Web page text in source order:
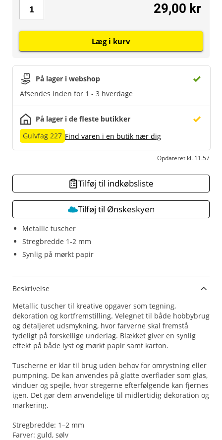
Metallic tuscher
Stregbredde 1-2 mm
Synlig på mørkt papir
På lager i webshop
Afsendes inden for 1 - 3 hverdage
På lager i de fleste butikker
Gulvfag 227 Find varen i en butik nær dig
Opdateret kl. 11.57
29,00 kr
Læg i kurv
Tilføj til indkøbsliste
Tilføj til Ønskeskyen
Beskrivelse
Metallic tuscher til kreative opgaver som tegning,
dekoration og kortfremstilling. Velegnet til både hobbybrug
og detaljeret udsmykning, hvor farverne skal fremstå
tydeligt på forskellige underlag. Blækket giver en synlig
effekt på både lyst og mørkt papir samt karton.
Tuscherne er klar til brug uden behov for omrystning eller
pumpning. De kan anvendes på glatte overflader som glas,
vinduer og spejle, hvor stregerne efterfølgende kan fjernes
igen. Det gør dem anvendelige til midlertidig dekoration og
markering.
Stregbredde: 1–2 mm
Farver: guld, sølv